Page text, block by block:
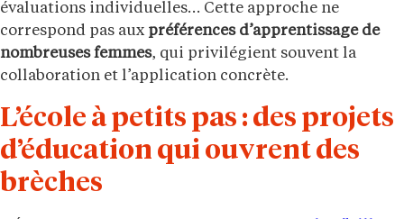
évaluations individuelles… Cette approche ne
correspond pas aux préférences d’apprentissage de
nombreuses femmes, qui privilégient souvent la
collaboration et l’application concrète.
L’école à petits pas : des projets
d’éducation qui ouvrent des
brèches